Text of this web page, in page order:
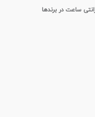
ساعت در برندها